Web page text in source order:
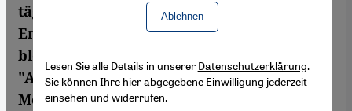
täglich eine der schwierigsten
Entscheidungen ihres Lebens: Im Land
bleiben oder fliehen? Der Dokumentarfilm
"Afghanistan – How We Choose" folgt
Menschen, die eine solche Entscheidung
Ablehnen
Lesen Sie alle Details in unserer Datenschutzerklärung.
Sie können Ihre hier abgegebene Einwilligung jederzeit
einsehen und widerrufen.